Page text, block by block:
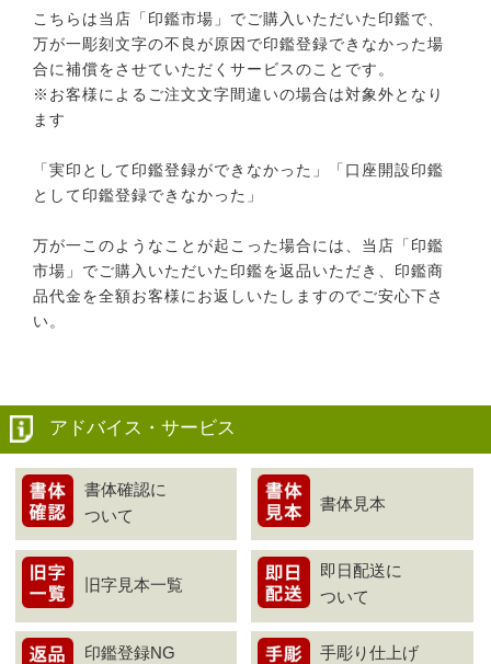
こちらは当店「印鑑市場」でご購入いただいた印鑑で、
万が一彫刻文字の不良が原因で印鑑登録できなかった場
合に補償をさせていただくサービスのことです。
※お客様によるご注文文字間違いの場合は対象外となり
ます
「実印として印鑑登録ができなかった」「口座開設印鑑
として印鑑登録できなかった」
万が一このようなことが起こった場合には、当店「印鑑
市場」でご購入いただいた印鑑を返品いただき、印鑑商
品代金を全額お客様にお返しいたしますのでご安心下さ
い。
アドバイス・サービス
書体確認に
ついて
書体見本
旧字見本一覧
即日配送に
ついて
印鑑登録NG
手彫り仕上げ